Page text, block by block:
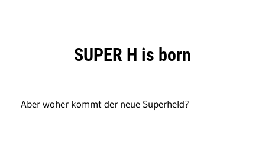
SUPER H is born
Aber woher kommt der neue Superheld?